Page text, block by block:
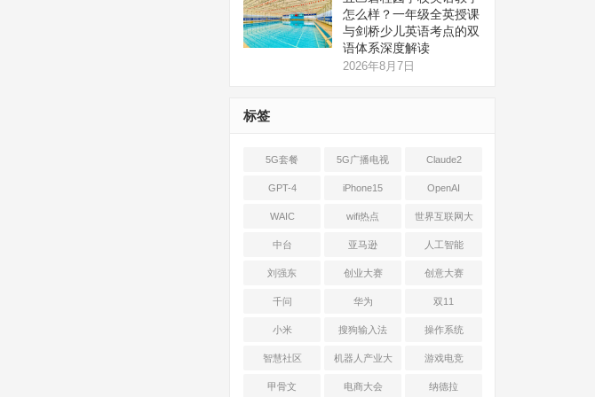
怎么样？一年级全英授课
与剑桥少儿英语考点的双
语体系深度解读
2026年8月7日
标签
5G套餐 5G广播电视 Claude2
GPT-4 iPhone15 OpenAI
WAIC wifi热点 世界互联网大
会
中台 亚马逊 人工智能
刘强东 创业大赛 创意大赛
千问 华为 双11
小米 搜狗输入法 操作系统
智慧社区 机器人产业大
会
游戏电竞
甲骨文 电商大会 纳德拉